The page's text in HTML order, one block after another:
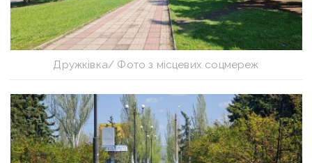
Дружківка/ Фото з місцевих соцмереж